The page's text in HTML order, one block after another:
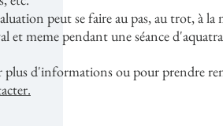
peut se faire au pas, au trot, à
et meme pendant une séance
plus d'informations ou pour prendre